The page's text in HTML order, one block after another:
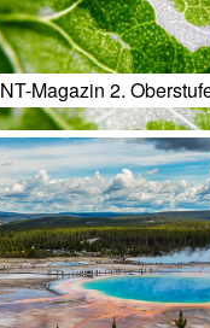
NT-Magazin 2.